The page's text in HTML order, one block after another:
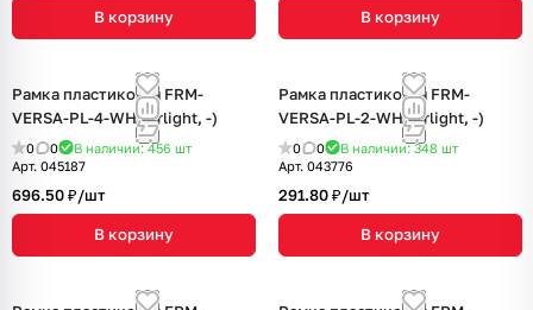
В корзину В корзину
Рамка пластиковая FRM-
VERSA-PL-4-WH (Arlight, -)
0 0 В наличии: 456 шт
Арт. 045187
696.50 ₽/шт
В корзину
Рамка пластиковая FRM-
VERSA-PL-2-WH (Arlight, -)
0 0 В наличии: 348 шт
Арт. 043776
291.80 ₽/шт
В корзину